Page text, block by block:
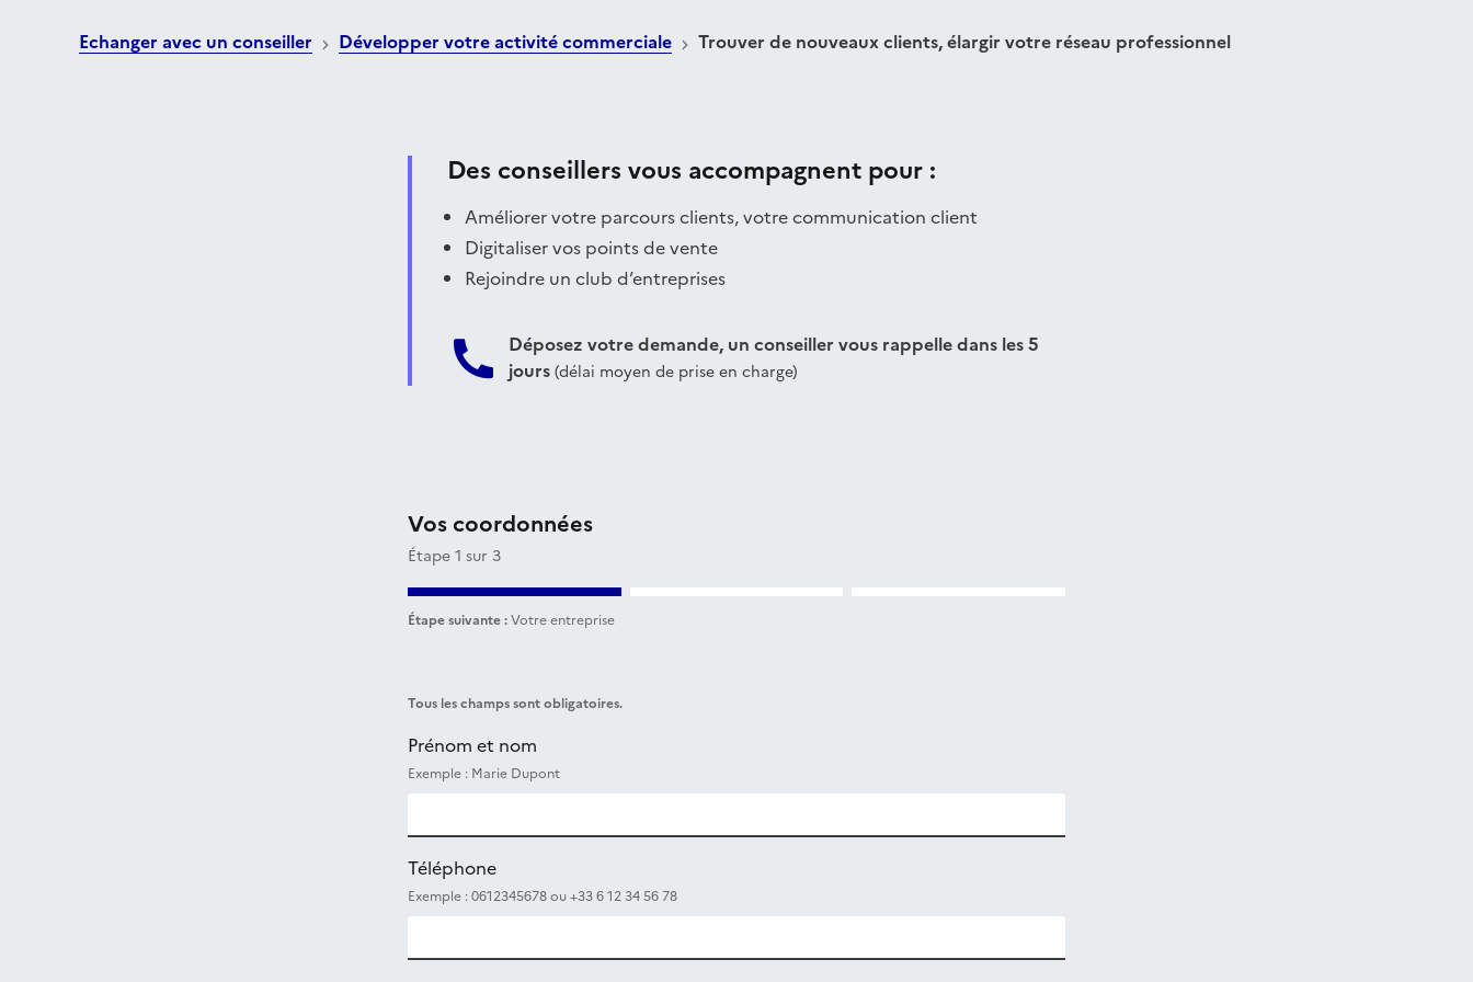
Echanger avec un conseiller Développer votre activité commerciale Trouver de nouveaux clients, élargir votre réseau professionnel
Des conseillers vous accompagnent pour :
Améliorer votre parcours clients, votre communication client
Digitaliser vos points de vente
Rejoindre un club d’entreprises
Déposez votre demande, un conseiller vous rappelle dans les 5
jours(délai moyen de prise en charge)
Étape 1 sur 3
Vos coordonnées
Étape suivante :Votre entreprise
Tous les champs sont obligatoires.
Prénom et nom
Exemple : Marie Dupont
Téléphone
Exemple : 0612345678 ou +33 6 12 34 56 78